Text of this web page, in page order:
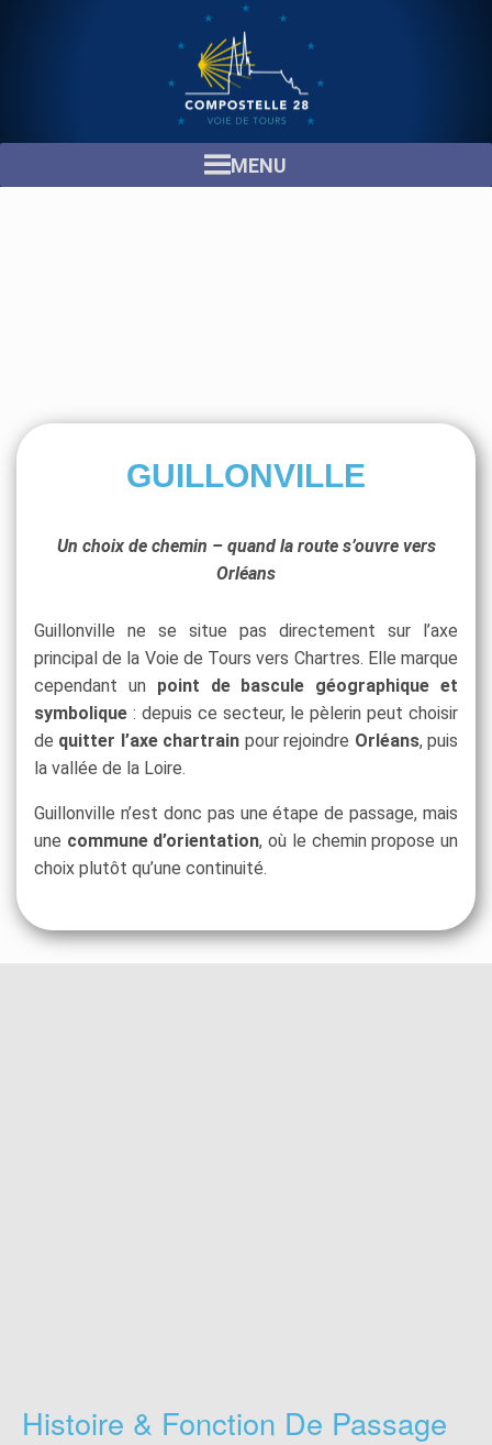
MENU
GUILLONVILLE
Un choix de chemin – quand la route s’ouvre vers
Orléans
Guillonville ne se situe pas directement sur l’axe
principal de la Voie de Tours vers Chartres. Elle marque
cependant un point de bascule géographique et
symbolique : depuis ce secteur, le pèlerin peut choisir
de quitter l’axe chartrain pour rejoindre Orléans, puis
la vallée de la Loire.
Guillonville n’est donc pas une étape de passage, mais
une commune d’orientation, où le chemin propose un
choix plutôt qu’une continuité.
Histoire & Fonction De Passage